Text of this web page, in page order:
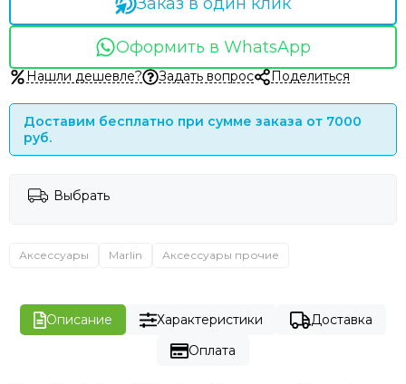
Оформить в WhatsApp
Нашли дешевле? Задать вопрос Поделиться
Доставим бесплатно при сумме заказа от 7000
руб.
Выбрать
Аксессуары Marlin Аксессуары прочие
Описание Характеристики
Доставка
Оплата